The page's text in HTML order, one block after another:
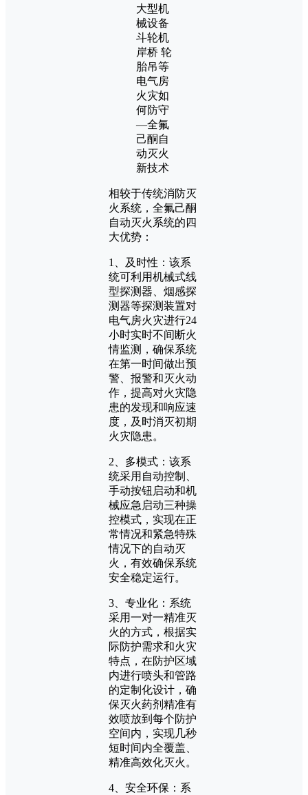
相较于传统消防灭
火系统，全氟己酮
自动灭火系统的四
大优势：
1、及时性：该系
统可利用机械式线
型探测器、烟感探
测器等探测装置对
电气房火灾进行24
小时实时不间断火
情监测，确保系统
在第一时间做出预
警、报警和灭火动
作，提高对火灾隐
患的发现和响应速
度，及时消灭初期
火灾隐患。
2、多模式：该系
统采用自动控制、
手动按钮启动和机
械应急启动三种操
控模式，实现在正
常情况和紧急特殊
情况下的自动灭
火，有效确保系统
安全稳定运行。
3、专业化：系统
采用一对一精准灭
火的方式，根据实
际防护需求和火灾
特点，在防护区域
内进行喷头和管路
的定制化设计，确
保灭火药剂精准有
效喷放到每个防护
空间内，实现几秒
短时间内全覆盖、
精准高效化灭火。
4、安全环保：系